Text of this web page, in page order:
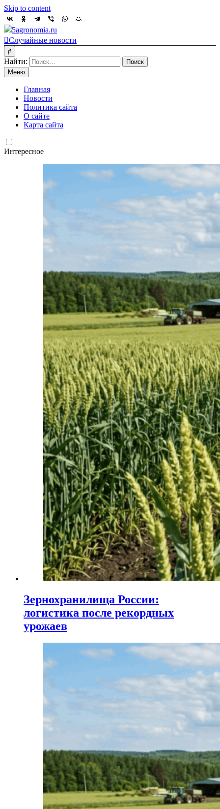
Skip to content
5agronomia.ru
Случайные новости
Найти:
Меню
Главная
Новости
Политика сайта
О сайте
Карта сайта
Интересное
Зернохранилища России:
логистика после рекордных
урожаев